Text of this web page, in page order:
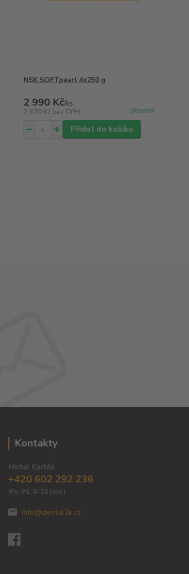
NSK SOFTpearl 4x250 g
2 990 Kč/ks
2 670 Kč bez DPH skladem
Přidat do košíku
Kontakty
Michal Kachlík
+420 602 292 236
(Po-Pá, 8-16 hod.)
info@dental2k.cz